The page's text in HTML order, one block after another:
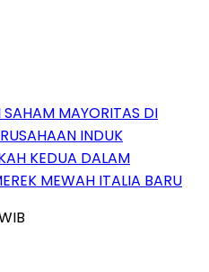
MAYORITAS DI
INDUK
KEDUA DALAM
MEWAH ITALIA BARU